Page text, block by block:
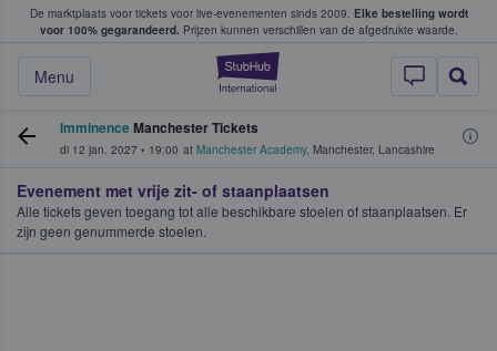
De marktplaats voor tickets voor live-evenementen sinds 2009. Elke bestelling wordt
voor 100% gegarandeerd. Prijzen kunnen verschillen van de afgedrukte waarde.
StubHub: waar
Menu
tickets kopen en verkopen
ImminenceManchester Tickets
di 12 jan. 2027 • 19:00 at Manchester Academy, Manchester, Lancashire
Evenement met vrije zit- of staanplaatsen
Alle tickets geven toegang tot alle beschikbare stoelen of staanplaatsen. Er
zijn geen genummerde stoelen.